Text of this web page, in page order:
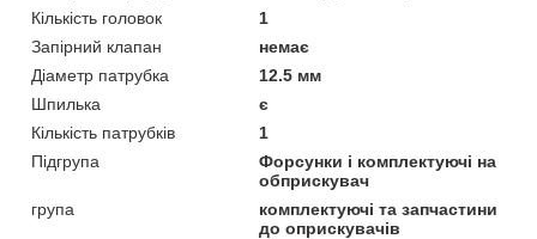
Кількість головок
1
Запірний клапан
немає
Діаметр патрубка
12.5 мм
Шпилька
є
Кількість патрубків
1
Підгрупа
Форсунки і комплектуючі на
обприскувач
група
комплектуючі та запчастини
до оприскувачів